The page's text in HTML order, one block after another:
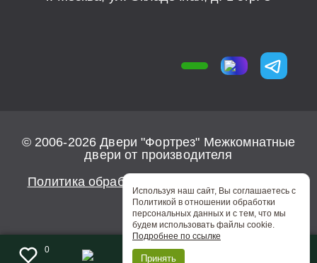
0
Используя наш сайт, Вы соглашаетесь с
Политикой в отношении обработки
персональных данных и с тем, что мы
будем использовать файлы cookie.
Подробнее по ссылке
Принять
© 2006-2026 Двери "Фортрез" Межкомнатные
двери от производителя
Политика обработки персональных данных